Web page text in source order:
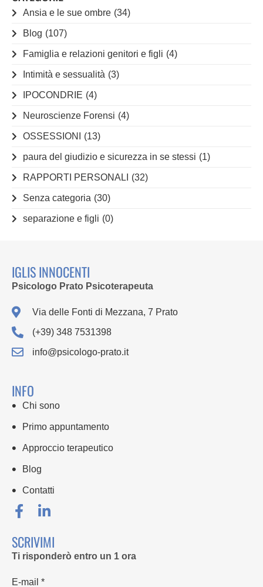
Ansia e le sue ombre (34)
Blog (107)
Famiglia e relazioni genitori e figli (4)
Intimità e sessualità (3)
IPOCONDRIE (4)
Neuroscienze Forensi (4)
OSSESSIONI (13)
paura del giudizio e sicurezza in se stessi (1)
RAPPORTI PERSONALI (32)
Senza categoria (30)
separazione e figli (0)
IGLIS INNOCENTI
Psicologo Prato Psicoterapeuta
Via delle Fonti di Mezzana, 7 Prato
(+39) 348 7531398
info@psicologo-prato.it
INFO
Chi sono
Primo appuntamento
Approccio terapeutico
Blog
Contatti
SCRIVIMI
Ti risponderò entro un 1 ora
E-mail *